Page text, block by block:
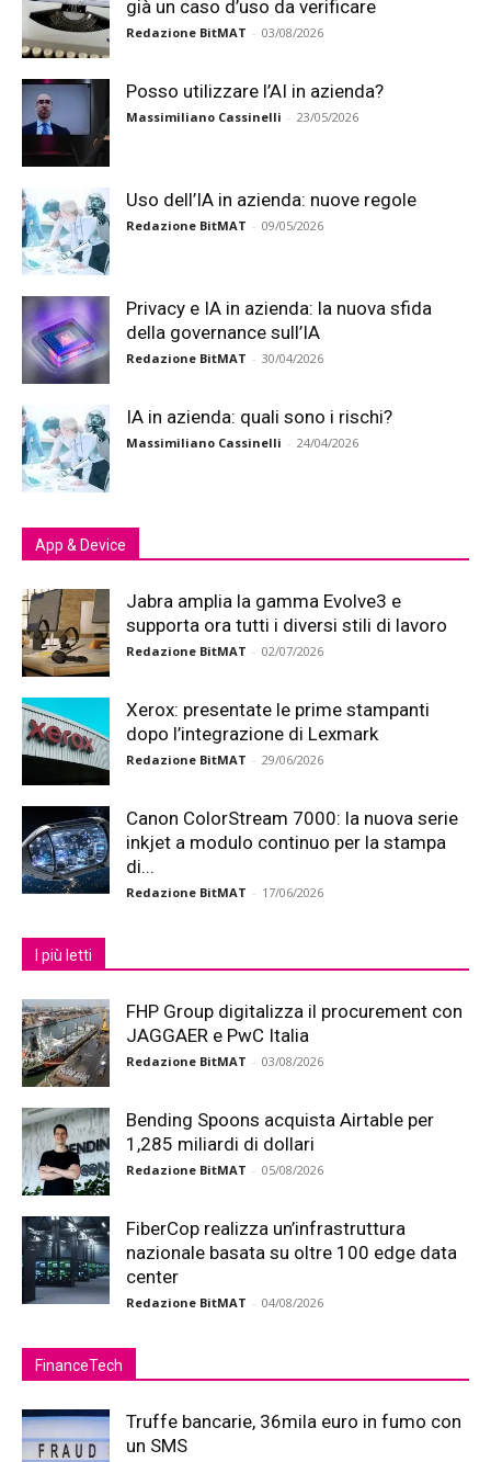
già un caso d’uso da verificare
Redazione BitMAT - 03/08/2026
Posso utilizzare l’AI in azienda?
Massimiliano Cassinelli - 23/05/2026
Uso dell’IA in azienda: nuove regole
Redazione BitMAT - 09/05/2026
Privacy e IA in azienda: la nuova sfida
della governance sull’IA
Redazione BitMAT - 30/04/2026
IA in azienda: quali sono i rischi?
Massimiliano Cassinelli - 24/04/2026
App & Device
Jabra amplia la gamma Evolve3 e
supporta ora tutti i diversi stili di lavoro
Redazione BitMAT - 02/07/2026
Xerox: presentate le prime stampanti
dopo l’integrazione di Lexmark
Redazione BitMAT - 29/06/2026
Canon ColorStream 7000: la nuova serie
inkjet a modulo continuo per la stampa
di...
Redazione BitMAT - 17/06/2026
I più letti
FHP Group digitalizza il procurement con
JAGGAER e PwC Italia
Redazione BitMAT - 03/08/2026
Bending Spoons acquista Airtable per
1,285 miliardi di dollari
Redazione BitMAT - 05/08/2026
FiberCop realizza un’infrastruttura
nazionale basata su oltre 100 edge data
center
Redazione BitMAT - 04/08/2026
FinanceTech
Truffe bancarie, 36mila euro in fumo con
un SMS